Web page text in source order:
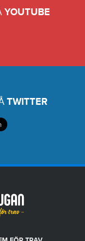
YOUTUBE
TWITTER